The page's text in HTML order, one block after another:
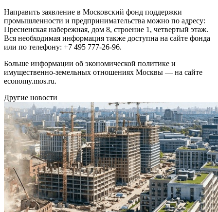
Направить заявление в Московский фонд поддержки
промышленности и предпринимательства можно по адресу:
Пресненская набережная, дом 8, строение 1, четвертый этаж.
Вся необходимая информация также доступна на сайте фонда
или по телефону: +7 495 777-26-96.
Больше информации об экономической политике и
имущественно-земельных отношениях Москвы — на сайте
economy.mos.ru.
Другие новости